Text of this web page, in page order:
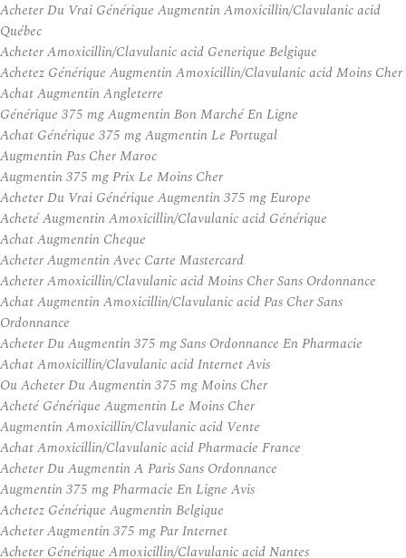
Acheter Du Vrai Générique Augmentin Amoxicillin/Clavulanic acid
Québec
Acheter Amoxicillin/Clavulanic acid Generique Belgique
Achetez Générique Augmentin Amoxicillin/Clavulanic acid Moins Cher
Achat Augmentin Angleterre
Générique 375 mg Augmentin Bon Marché En Ligne
Achat Générique 375 mg Augmentin Le Portugal
Augmentin Pas Cher Maroc
Augmentin 375 mg Prix Le Moins Cher
Acheter Du Vrai Générique Augmentin 375 mg Europe
Acheté Augmentin Amoxicillin/Clavulanic acid Générique
Achat Augmentin Cheque
Acheter Augmentin Avec Carte Mastercard
Acheter Amoxicillin/Clavulanic acid Moins Cher Sans Ordonnance
Achat Augmentin Amoxicillin/Clavulanic acid Pas Cher Sans
Ordonnance
Acheter Du Augmentin 375 mg Sans Ordonnance En Pharmacie
Achat Amoxicillin/Clavulanic acid Internet Avis
Ou Acheter Du Augmentin 375 mg Moins Cher
Acheté Générique Augmentin Le Moins Cher
Augmentin Amoxicillin/Clavulanic acid Vente
Achat Amoxicillin/Clavulanic acid Pharmacie France
Acheter Du Augmentin A Paris Sans Ordonnance
Augmentin 375 mg Pharmacie En Ligne Avis
Achetez Générique Augmentin Belgique
Acheter Augmentin 375 mg Par Internet
Acheter Générique Amoxicillin/Clavulanic acid Nantes